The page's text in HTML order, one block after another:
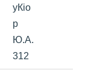
уКіо
р
Ю.А.
312